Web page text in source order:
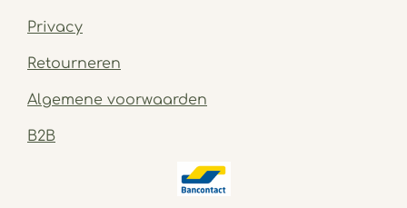
Privacy
Retourneren
Algemene voorwaarden
B2B